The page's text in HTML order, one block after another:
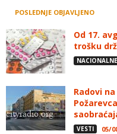
POSLEDNJE OBJAVLJENO
Od 17.
trošku
Radovi
VESTI 05/